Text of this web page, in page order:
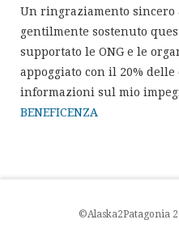
Un ringraziamento sincero
gentilmente sostenuto
supportato le ONG e le
appoggiato con il 20%
informazioni sul mio
BENEFICENZA
©Alaska2Patagonia